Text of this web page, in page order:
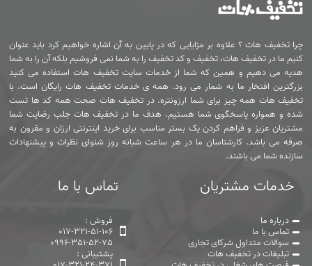
چرا تخفیف هات ؟ علاوه بر مزایایی که در پایین به آن اشاره خواهیم کرد باید عنوان
کنیم ما در تخفیف هات، تخفیف و کد تخفیف را به شما نمی فروشیم بلکه آن را به شما
هدیه می دهیم و همین که شما از خدمات سایت تخفیف هات استفاده می کنید
بزرگترین افتخار ما به شمار می رود. همه ی خدمات تخفیف هات رایگان است. با
تخفیف هات همه چیز برای شما ارزونتره. در تخفیف هات صحت همه کد ها تست
شده و همواره پاسخگوی شما هستیم. هدف ما در تخفیف هات جلب رضایت شما
مشتریان عزیز و فراهم کردن یک بستر مناسب برای خرید اینترنتی ارزان و مقرون به
صرفه می باشد. کارشناسان ما در هر ساعت شبانه روز شنوای نظرات و پیشنهادات
سازنده شما می باشند.
خدمات مشتریان
درباره ما
تماس با ما
سوالات متداول شرکای تجاری
تبلیغات در تخفیف هات
تماس با ما
فروش :
017-321-51-106
0996-351-52-75
پشتیبانی :